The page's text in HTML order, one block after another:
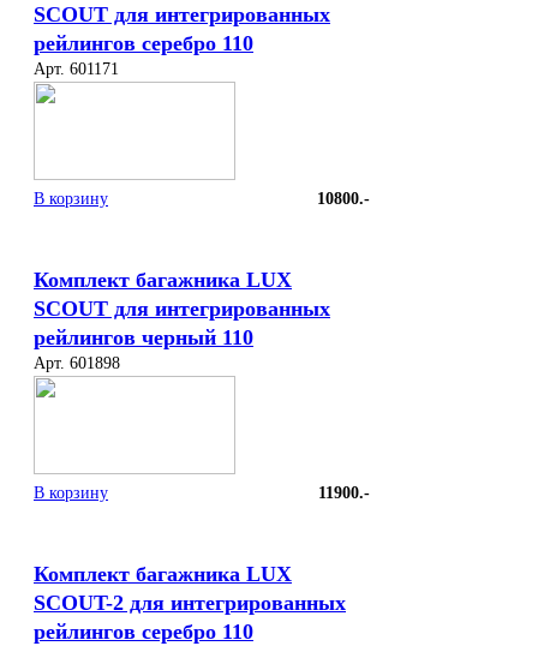
SCOUT для интегрированных
рейлингов серебро 110
Арт. 601171
В корзину 10800.-
Комплект багажника LUX
SCOUT для интегрированных
рейлингов черный 110
Арт. 601898
В корзину 11900.-
Комплект багажника LUX
SCOUT-2 для интегрированных
рейлингов серебро 110